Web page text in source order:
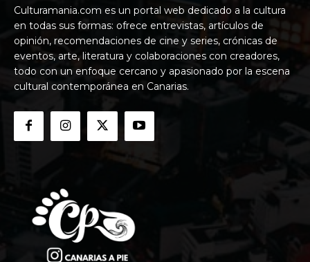
Culturamania.com es un portal web dedicado a la cultura
en todas sus formas: ofrece entrevistas, artículos de
opinión, recomendaciones de cine y series, crónicas de
eventos, arte, literatura y colaboraciones con creadores,
todo con un enfoque cercano y apasionado por la escena
cultural contemporánea en Canarias.